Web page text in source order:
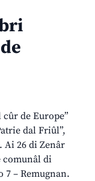
de Europe”
dal Friûl”,
Ai 26 di Zenâr
comunâl di
7 – Remugnan.